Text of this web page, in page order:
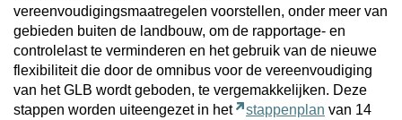
vereenvoudigingsmaatregelen voorstellen, onder meer van
gebieden buiten de landbouw, om de rapportage- en
controlelast te verminderen en het gebruik van de nieuwe
flexibiliteit die door de omnibus voor de vereenvoudiging
van het GLB wordt geboden, te vergemakkelijken. Deze
stappen worden uiteengezet in het
stappenplan van 14